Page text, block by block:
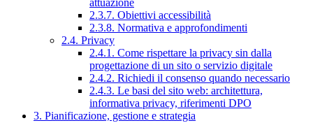
attuazione
2.3.7. Obiettivi accessibilità
2.3.8. Normativa e approfondimenti
2.4. Privacy
2.4.1. Come rispettare la privacy sin dalla
progettazione di un sito o servizio digitale
2.4.2. Richiedi il consenso quando necessario
2.4.3. Le basi del sito web: architettura,
informativa privacy, riferimenti DPO
3. Pianificazione, gestione e strategia